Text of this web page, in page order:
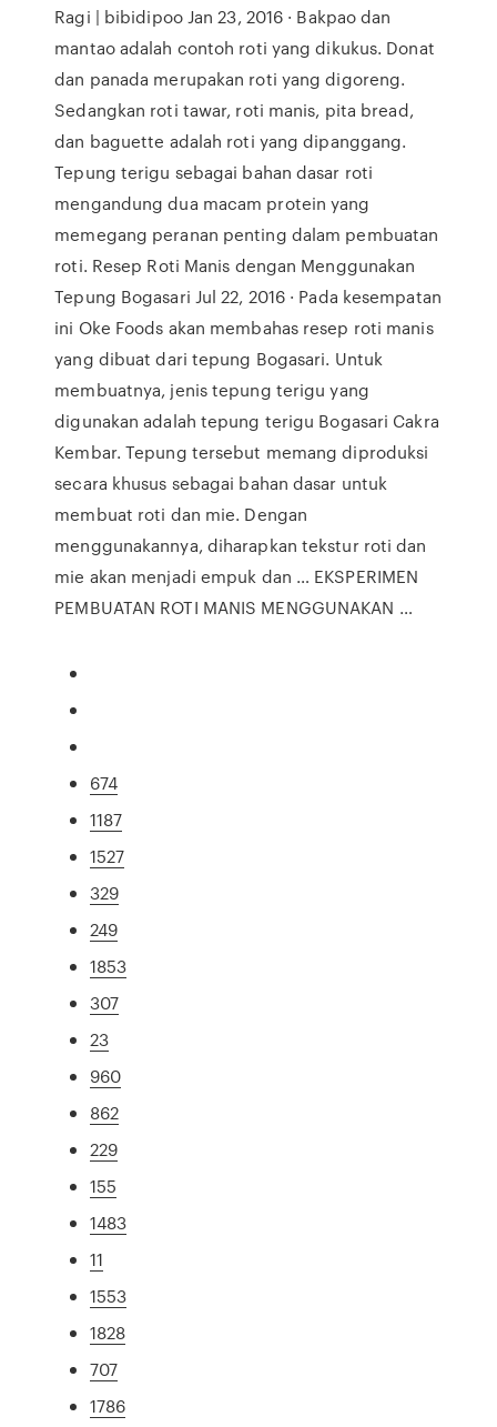
Ragi | bibidipoo Jan 23, 2016 · Bakpao dan
mantao adalah contoh roti yang dikukus. Donat
dan panada merupakan roti yang digoreng.
Sedangkan roti tawar, roti manis, pita bread,
dan baguette adalah roti yang dipanggang.
Tepung terigu sebagai bahan dasar roti
mengandung dua macam protein yang
memegang peranan penting dalam pembuatan
roti. Resep Roti Manis dengan Menggunakan
Tepung Bogasari Jul 22, 2016 · Pada kesempatan
ini Oke Foods akan membahas resep roti manis
yang dibuat dari tepung Bogasari. Untuk
membuatnya, jenis tepung terigu yang
digunakan adalah tepung terigu Bogasari Cakra
Kembar. Tepung tersebut memang diproduksi
secara khusus sebagai bahan dasar untuk
membuat roti dan mie. Dengan
menggunakannya, diharapkan tekstur roti dan
mie akan menjadi empuk dan … EKSPERIMEN
PEMBUATAN ROTI MANIS MENGGUNAKAN …
674
1187
1527
329
249
1853
307
23
960
862
229
155
1483
11
1553
1828
707
1786